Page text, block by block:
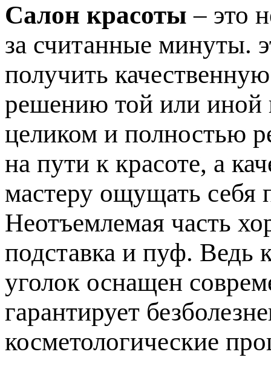
Салон красоты – это
за считанные минуты.
получить
решению той или иной
целиком и полностью
на пути к красоте, а
мастеру ощущать себя
Неотъемлемая часть
подставка и пуф. Ведь
уголок оснащен
гарантирует
косметологические